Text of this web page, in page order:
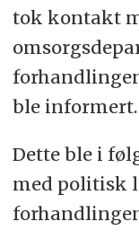
tok kontakt
ble informert.
Dette ble i
med politisk